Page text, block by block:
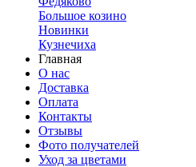
Большое козино
Новинки
Кузнечиха
Главная
О нас
Доставка
Оплата
Контакты
Отзывы
Фото получателей
Уход за цветами